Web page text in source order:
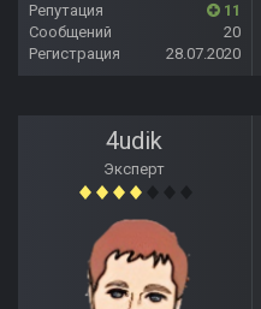
Репутация
11
Сообщений
20
Регистрация
28.07.2020
4udik
Эксперт